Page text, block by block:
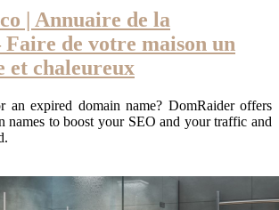
| Annuaire de la
Faire de votre maison un
et chaleureux
expired domain name? DomRaider offers
names to boost your SEO and your traffic and